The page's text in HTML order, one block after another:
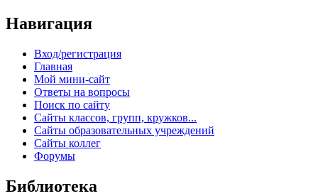
Навигация
Вход/регистрация
Главная
Мой мини-сайт
Ответы на вопросы
Поиск по сайту
Сайты классов, групп, кружков...
Сайты образовательных учреждений
Сайты коллег
Форумы
Библиотека